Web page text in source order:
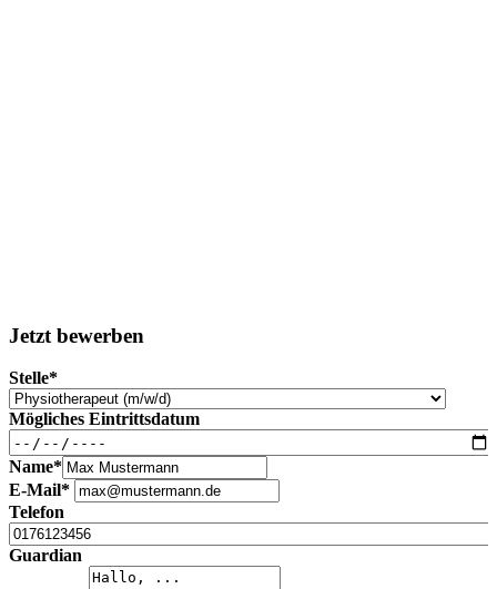
Jetzt bewerben
Stelle*
Mögliches Eintrittsdatum
Name*
E-Mail*
Telefon
Guardian